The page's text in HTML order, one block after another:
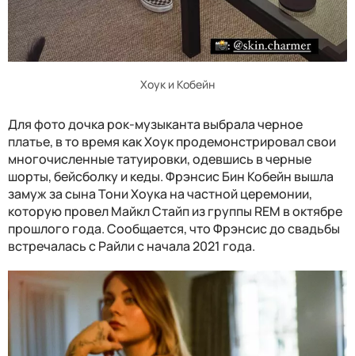
Хоук и Кобейн
Для фото дочка рок-музыканта выбрала черное
платье, в то время как Хоук продемонстрировал свои
многочисленные татуировки, одевшись в черные
шорты, бейсболку и кеды. Фрэнсис Бин Кобейн вышла
замуж за сына Тони Хоука на частной церемонии,
которую провел Майкл Стайп из группы REM в октябре
прошлого года. Сообщается, что Фрэнсис до свадьбы
встречалась с Райли с начала 2021 года.